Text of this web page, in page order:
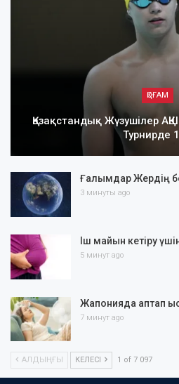
ҚОҒАМ
Қазақстандық Жүзушілер
Турнирде
Ғалымдар Жердің
3 минуты ago
Іш майын кетіру
5 минут ago
Жапонияда аптап
7 минут ago
АЛДЫҢҒЫ КЕЛЕСІ 1 of 7 097